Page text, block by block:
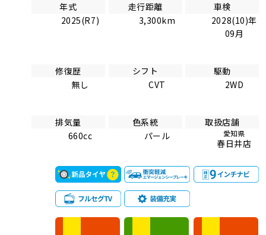
年式
2025(R7)
走行距離
3,300km
車検
2028(10)年
09月
修復歴
無し
シフト
CVT
駆動
2WD
排気量
660cc
色系統
パール
取扱店舗
愛知県
春日井店